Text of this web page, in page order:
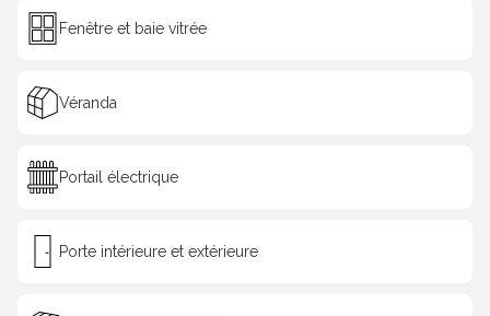
Fenêtre et baie vitrée
Véranda
Portail électrique
Porte intérieure et extérieure